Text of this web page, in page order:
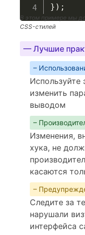
} ) ;
В этом примере мы
CSS-стилей
— Лучшие
–
Используйте
изменить
выводом
–
Изменения,
хука, не
касаются
–
Следите за
нарушали
интерфейса